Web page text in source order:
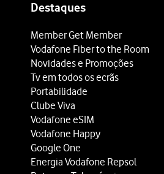
Destaques
Member Get Member
Vodafone Fiber to the Room
Novidades e Promoções
Tv em todos os ecrãs
Portabilidade
Clube Viva
Vodafone eSIM
Vodafone Happy
Google One
Energia Vodafone Repsol